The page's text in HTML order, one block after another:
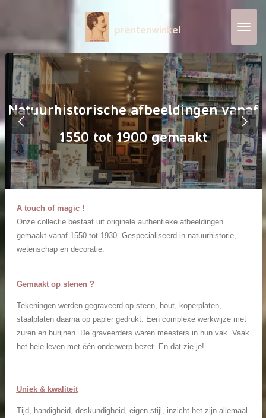
de
hoofdinhoud
prentenwinkel
A touch of magic !
Onze collectie bestaat uit originele authentieke afbeeldingen
gemaakt vanaf 1550 tot 1930. Gespecialiseerd in natuurhistorie,
wetenschap en decoratie.
Gemaakt op stenen ?
Tekeningen werden gegraveerd op steen, hout, koperplaten,
staalplaten daarna op papier gedrukt. Een complexe werkwijze met
zuren en burijnen. De graveerders waren meesters in hun vak. Vaak
het hele leven met één onderwerp bezet. En dat zie je!
Uniek & kwaliteit
Tijd, handigheid, deskundigheid, eigen stijl, inzicht het zijn allemaal